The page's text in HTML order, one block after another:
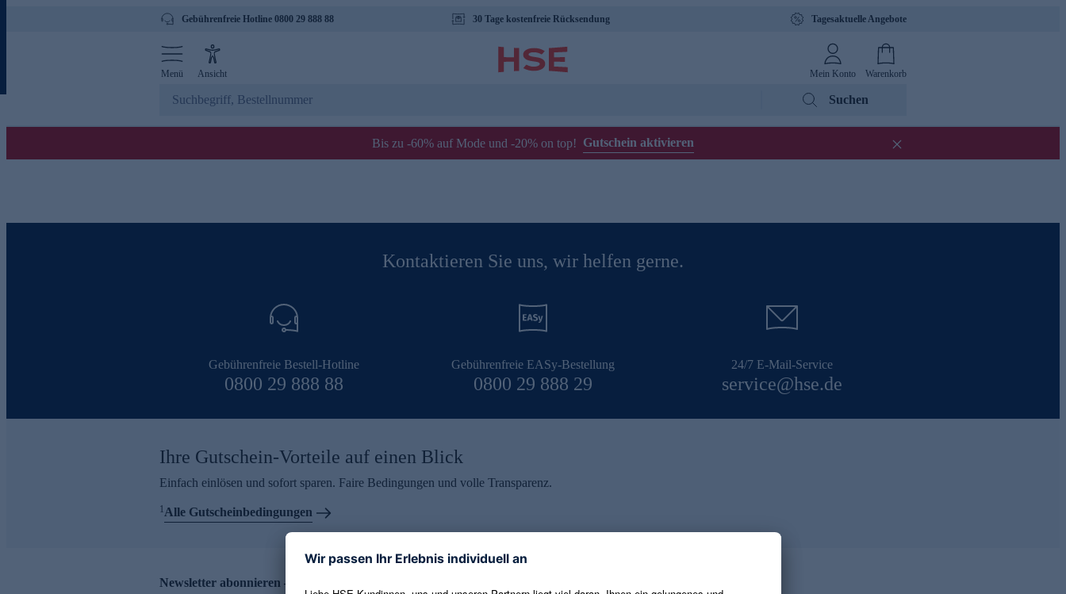
Gebührenfreie Hotline 0800 29 888 88 30 Tage kostenfreie Rücksendung Tagesaktuelle Angebote
Menü Ansicht Mein Konto Warenkorb
Suchen
Bis zu -60% auf Mode und -20% on top! Gutschein aktivieren
Kontaktieren Sie uns, wir helfen gerne.
Gebührenfreie Bestell-Hotline
0800 29 888 88
Gebührenfreie EASy-Bestellung
0800 29 888 29
24/7 E-Mail-Service
service@hse.de
Ihre Gutschein-Vorteile auf einen Blick
Einfach einlösen und sofort sparen. Faire Bedingungen und volle Transparenz.
1Alle Gutscheinbedingungen
Newsletter abonnieren – 10 € Gutschein erhalten